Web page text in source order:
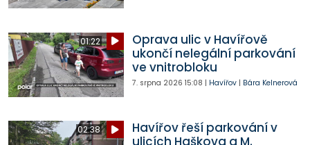
01:22
Oprava ulic v Havířově
ukončí nelegální parkování
ve vnitrobloku
7. srpna 2026 15:08 | Havířov| Bára Kelnerová
02:38
Havířov řeší parkování v